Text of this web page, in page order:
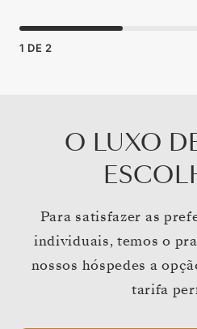
1 DE 2
O LUXO
Para satisfazer as
individuais, temos o
nossos hóspedes a
tarifa